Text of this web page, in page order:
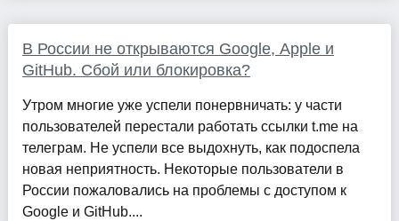
В России не открываются Google, Apple и
GitHub. Сбой или блокировка?
Утром многие уже успели понервничать: у части
пользователей перестали работать ссылки t.me на
телеграм. Не успели все выдохнуть, как подоспела
новая неприятность. Некоторые пользователи в
России пожаловались на проблемы с доступом к
Google и GitHub....